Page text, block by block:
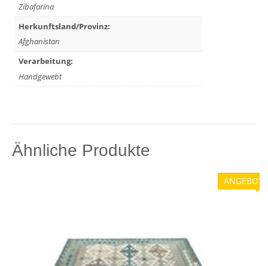
Zibafarina
Herkunftsland/Provinz:
Afghanistan
Verarbeitung:
Handgewebt
Ähnliche Produkte
ANGEBOT!